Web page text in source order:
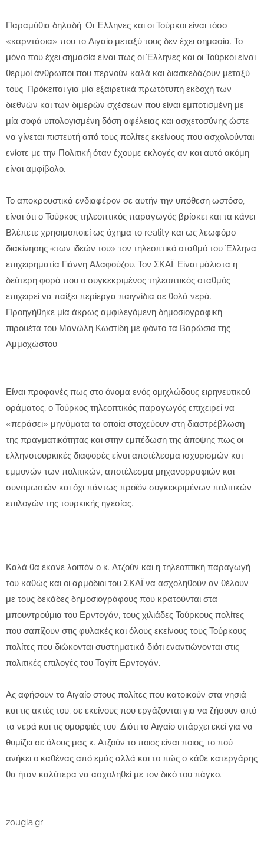
Παραμύθια δηλαδή. Οι Έλληνες και οι Τούρκοι είναι τόσο
«καρντάσια» που το Αιγαίο μεταξύ τους δεν έχει σημασία. Το
μόνο που έχει σημασία είναι πως οι Έλληνες και οι Τούρκοι είναι
θερμοί άνθρωποι που περνούν καλά και διασκεδάζουν μεταξύ
τους. Πρόκειται για μία εξαιρετικά πρωτότυπη εκδοχή των
διεθνών και των διμερών σχέσεων που είναι εμποτισμένη με
μία σοφά υπολογισμένη δόση αφέλειας και ασχετοσύνης ώστε
να γίνεται πιστευτή από τους πολίτες εκείνους που ασχολούνται
ενίοτε με την Πολιτική όταν έχουμε εκλογές αν και αυτό ακόμη
είναι αμφίβολο.
Το αποκρουστικά ενδιαφέρον σε αυτήν την υπόθεση ωστόσο,
είναι ότι ο Τούρκος τηλεοπτικός παραγωγός βρίσκει και τα κάνει.
Βλέπετε χρησιμοποιεί ως όχημα το reality και ως λεωφόρο
διακίνησης «των ιδεών του» τον τηλεοπτικό σταθμό του Έλληνα
επιχειρηματία Γιάννη Αλαφούζου. Τον ΣΚΑΪ. Είναι μάλιστα η
δεύτερη φορά που ο συγκεκριμένος τηλεοπτικός σταθμός
επιχειρεί να παίξει περίεργα παιγνίδια σε θολά νερά.
Προηγήθηκε μία άκρως αμφιλεγόμενη δημοσιογραφική
πιρουέτα του Μανώλη Κωστίδη με φόντο τα Βαρώσια της
Αμμοχώστου.
Είναι προφανές πως στο όνομα ενός ομιχλώδους ειρηνευτικού
οράματος, ο Τούρκος τηλεοπτικός παραγωγός επιχειρεί να
«περάσει» μηνύματα τα οποία στοχεύουν στη διαστρέβλωση
της πραγματικότητας και στην εμπέδωση της άποψης πως οι
ελληνοτουρκικές διαφορές είναι αποτέλεσμα ισχυρισμών και
εμμονών των πολιτικών, αποτέλεσμα μηχανορραφιών και
συνομωσιών και όχι πάντως προϊόν συγκεκριμένων πολιτικών
επιλογών της τουρκικής ηγεσίας.
Καλά θα έκανε λοιπόν ο κ. Ατζούν και η τηλεοπτική παραγωγή
του καθώς και οι αρμόδιοι του ΣΚΑΪ να ασχοληθούν αν θέλουν
με τους δεκάδες δημοσιογράφους που κρατούνται στα
μπουντρούμια του Ερντογάν, τους χιλιάδες Τούρκους πολίτες
που σαπίζουν στις φυλακές και όλους εκείνους τους Τούρκους
πολίτες που διώκονται συστηματικά διότι εναντιώνονται στις
πολιτικές επιλογές του Ταγίπ Ερντογάν.
Ας αφήσουν το Αιγαίο στους πολίτες που κατοικούν στα νησιά
και τις ακτές του, σε εκείνους που εργάζονται για να ζήσουν από
τα νερά και τις ομορφιές του. Διότι το Αιγαίο υπάρχει εκεί για να
θυμίζει σε όλους μας κ. Ατζούν το ποιος είναι ποιος, το πού
ανήκει ο καθένας από εμάς αλλά και το πώς ο κάθε κατεργάρης
θα ήταν καλύτερα να ασχοληθεί με τον δικό του πάγκο.
zougla.gr